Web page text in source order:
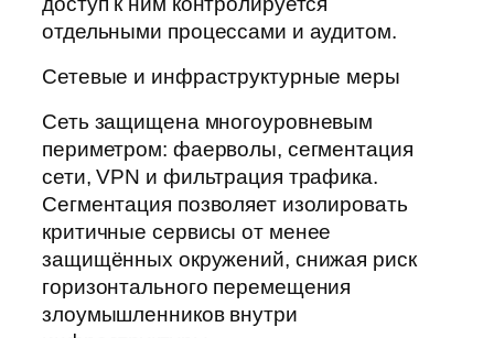
отдельными процессами и аудитом.
Сетевые и инфраструктурные меры
Сеть защищена многоуровневым
периметром: фаерволы, сегментация
сети, VPN и фильтрация трафика.
Сегментация позволяет изолировать
критичные сервисы от менее
защищённых окружений, снижая риск
горизонтального перемещения
злоумышленников внутри